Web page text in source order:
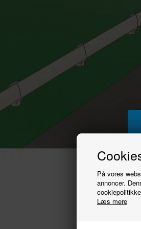
På vores
annoncer.
Læs mere